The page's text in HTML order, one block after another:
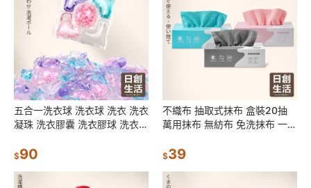
五合一洗衣球 洗衣球 洗衣 洗衣
凝珠 洗衣膠囊 洗衣膠球 洗衣豆
$90
不織布 抽取式抹布 盒裝20抽
萬用抹布 無紡布 免洗抹布 一次
$39